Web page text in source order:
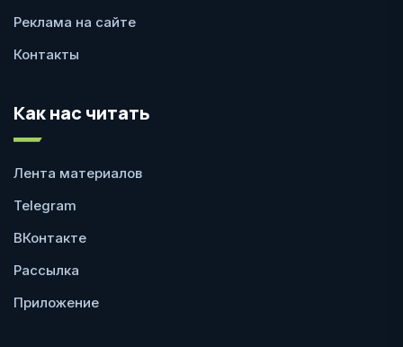
Реклама на сайте
Контакты
Как нас читать
Лента материалов
Telegram
ВКонтакте
Рассылка
Приложение